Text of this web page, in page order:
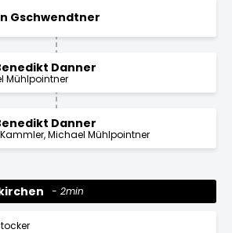
Gschwendtner
Danner
Mühlpointner
Danner
Michael Mühlpointner
2min